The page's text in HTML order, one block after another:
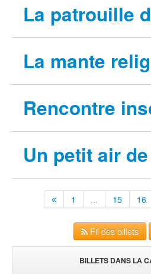
La patrouille
La mante
Rencontre
Un petit air
1 ... 15 16
Fil des billets
BILLETS DANS LA